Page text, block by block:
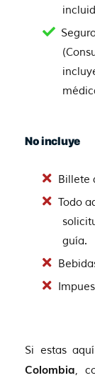
No incluye
Billete
Todo
guía.
Si estas
Colombia,